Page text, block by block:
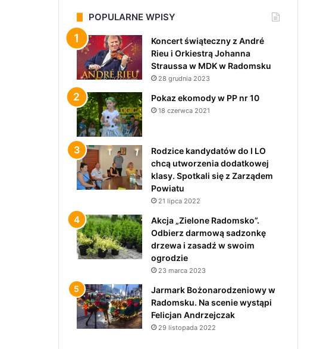
POPULARNE WPISY
Koncert świąteczny z André
Rieu i Orkiestrą Johanna
Straussa w MDK w Radomsku
28 grudnia 2023
Pokaz ekomody w PP nr 10
18 czerwca 2021
Rodzice kandydatów do I LO
chcą utworzenia dodatkowej
klasy. Spotkali się z Zarządem
Powiatu
21 lipca 2022
Akcja „Zielone Radomsko”.
Odbierz darmową sadzonkę
drzewa i zasadź w swoim
ogrodzie
23 marca 2023
Jarmark Bożonarodzeniowy w
Radomsku. Na scenie wystąpi
Felicjan Andrzejczak
29 listopada 2022